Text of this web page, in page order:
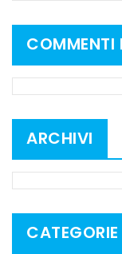
COMMENTI
ARCHIVI
CATEGORIE